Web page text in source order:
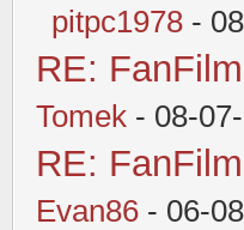
pitpc1978 -
RE:
Tomek - 08-
RE:
Evan86 - 06-